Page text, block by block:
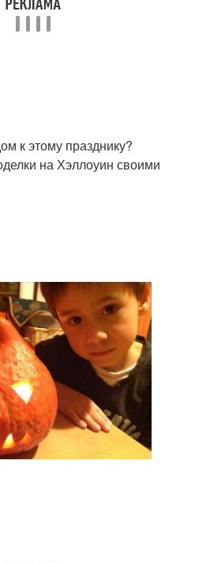
к этому празднику?
на Хэллоуин своими